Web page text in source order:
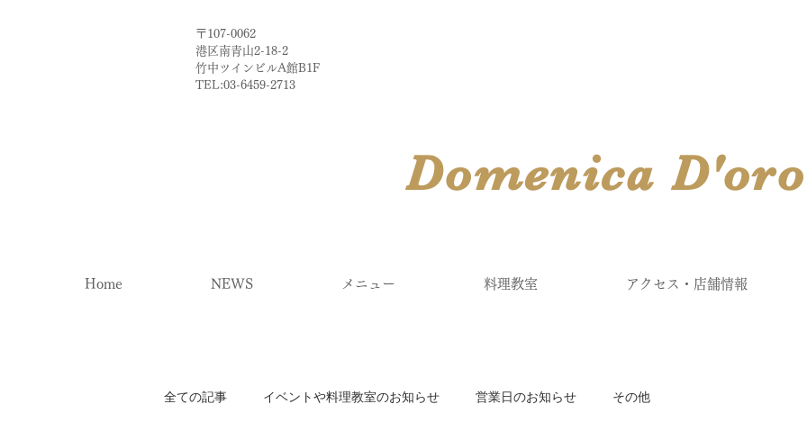
〒107-0062
港区南青山2-18-2​
​竹中ツインビルA館B1F
TEL:03-6459-2713
​Domenica D'oro
Home NEWS メニュー 料理教室 アクセス・店舗情報
全ての記事 イベントや料理教室のお知らせ 営業日のお知らせ その他